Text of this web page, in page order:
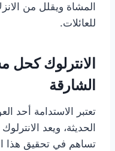
المشاة ويقلل من
للعائلات.
الانترلوك كحل
الشارقة
تعتبر الاستدامة أحد
الحديثة، ويعد
تساهم في تحقيق هذا